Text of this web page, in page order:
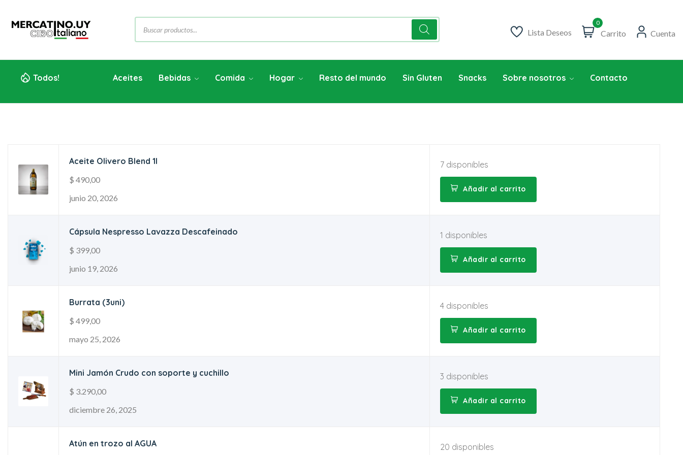
Lista Deseos
0
Carrito Cuenta
Todos! Aceites Bebidas Comida Hogar Resto del mundo Sin Gluten Snacks Sobre nosotros Contacto
Aceite Olivero Blend 1l
$ 490,00
junio 20, 2026
7 disponibles
Añadir al carrito
Cápsula Nespresso Lavazza Descafeinado
$ 399,00
junio 19, 2026
1 disponibles
Añadir al carrito
Burrata (3uni)
$ 499,00
mayo 25, 2026
4 disponibles
Añadir al carrito
Mini Jamón Crudo con soporte y cuchillo
$ 3.290,00
diciembre 26, 2025
3 disponibles
Añadir al carrito
Atún en trozo al AGUA 20 disponibles